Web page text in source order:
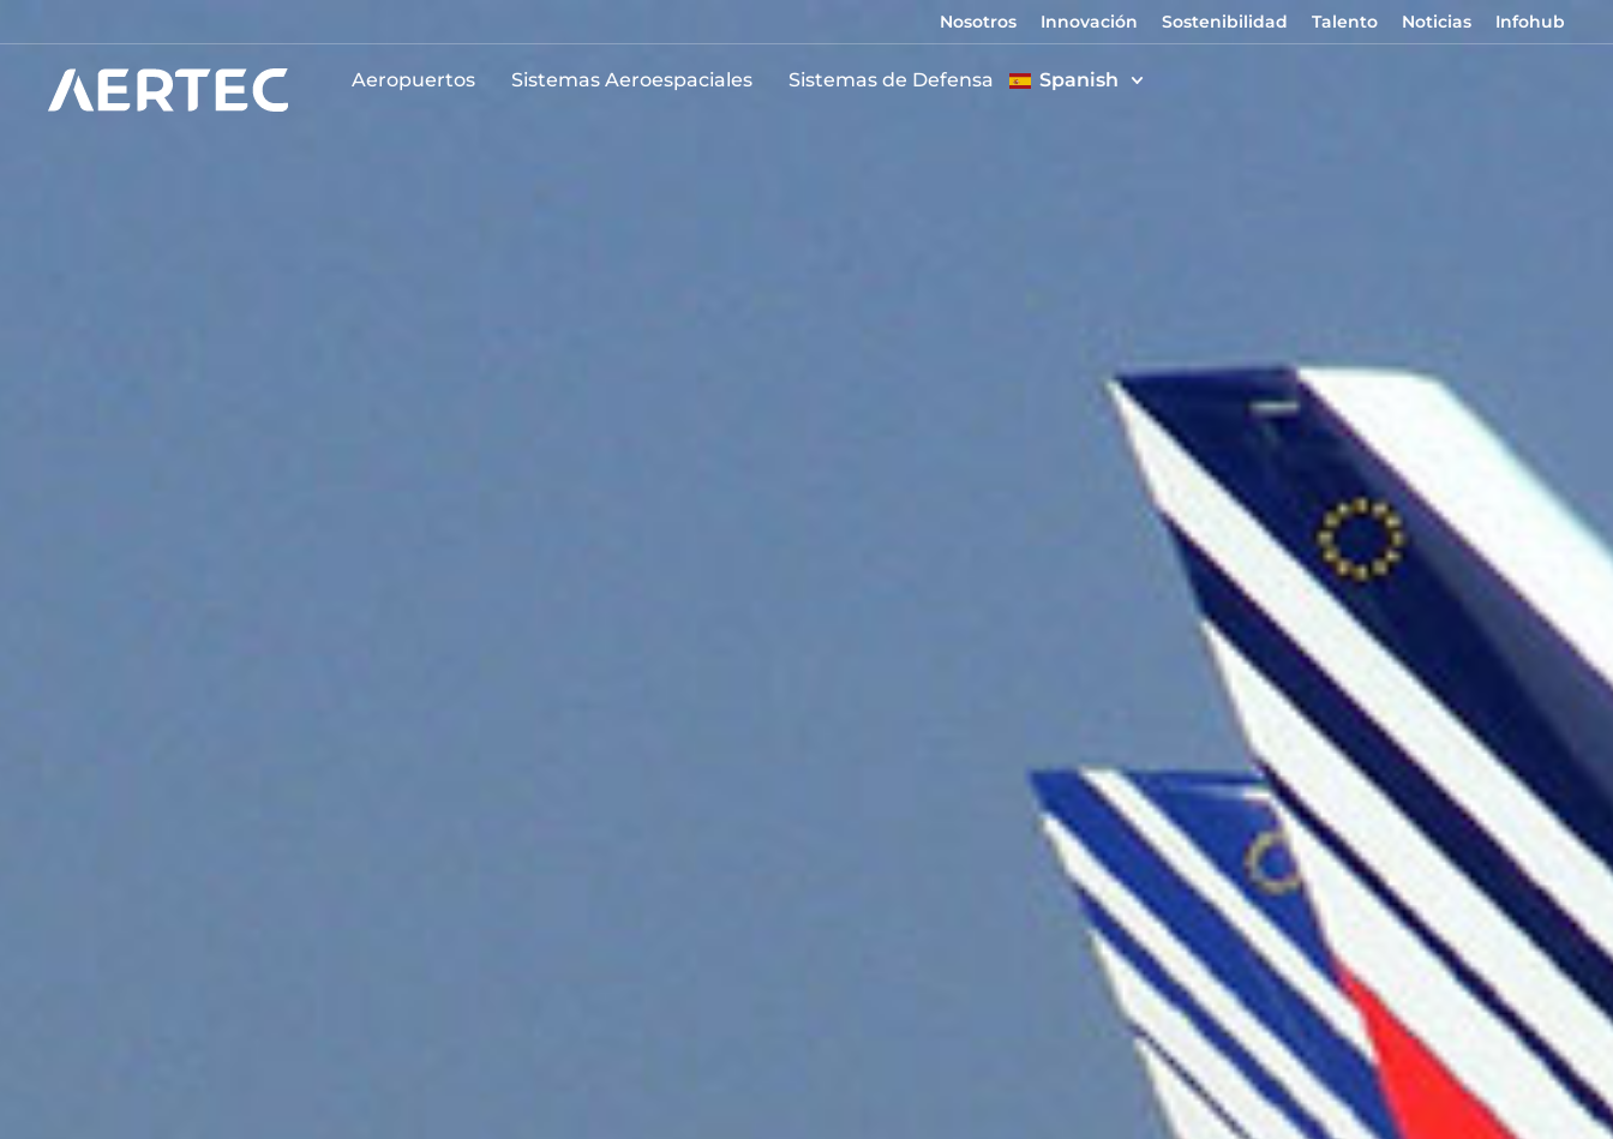
Nosotros Innovación Sostenibilidad Talento Noticias Infohub
Aeropuertos Sistemas Aeroespaciales Sistemas de Defensa Spanish